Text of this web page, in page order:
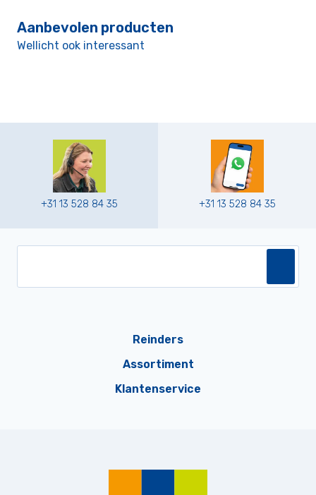
Aanbevolen producten
Wellicht ook interessant
+31 13 528 84 35 +31 13 528 84 35
Reinders
Assortiment
Klantenservice